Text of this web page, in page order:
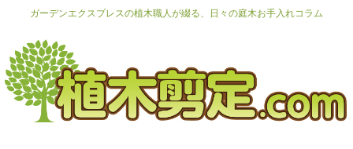
ガーデンエクスプレスの植木職人が綴る、日々の庭木お手入れコラム